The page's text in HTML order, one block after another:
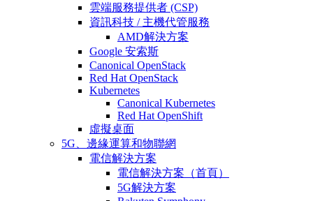
雲端服務提供者 (CSP)
資訊科技 / 主機代管服務
AMD解決方案
Google 安索斯
Canonical OpenStack
Red Hat OpenStack
Kubernetes
Canonical Kubernetes
Red Hat OpenShift
虛擬桌面
5G、邊緣運算和物聯網
電信解決方案
電信解決方案（首頁）
5G解決方案